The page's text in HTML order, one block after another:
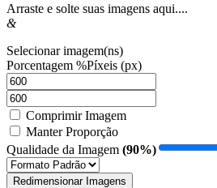
Arraste e solte suas imagens aqui....
&
Selecionar imagem(ns)
Porcentagem %Píxeis (px)
Comprimir Imagem
Manter Proporção
Qualidade da Imagem (90%)
Redimensionar Imagens